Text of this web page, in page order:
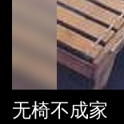
无椅不成家